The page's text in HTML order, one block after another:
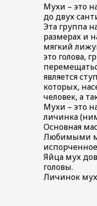
Уничтожение
уховерток
Уничтожение
Уничтожение
Уничтожение
шершней
Уничтожение
насекомых
Фумигация
фосфином
Уничтожение
Уничтожение
плесени
Мухи – это
до двух
Эта группа
размерах и
мягкий
это голова,
является
которых,
человек, а
Мухи – это
личинка
Основная
Любимыми
Яйца мух
головы.
Личинок